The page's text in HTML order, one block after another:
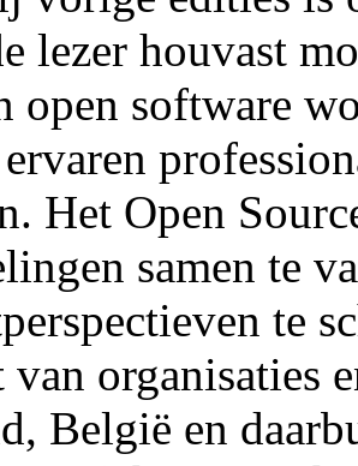
lezer houvast
open software
ervaren
Het Open
samen te
te
organisaties
België en